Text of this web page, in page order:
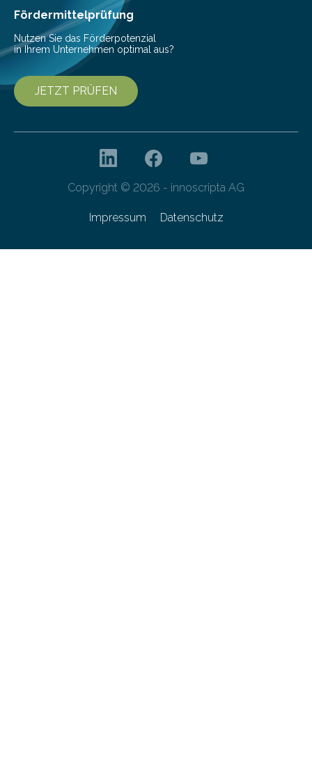
Fördermittelprüfung
Nutzen Sie das Förderpotenzial
in Ihrem Unternehmen optimal aus?
JETZT PRÜFEN
Copyright © 2026 - innoscripta AG
Impressum Datenschutz